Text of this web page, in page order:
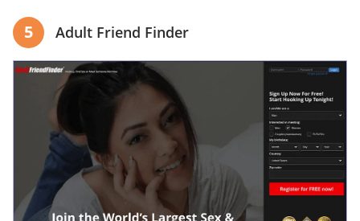
5 Adult Friend Finder